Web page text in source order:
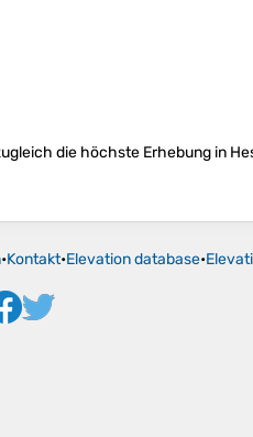
die höchste Erhebung in
•Kontakt•Elevation database•